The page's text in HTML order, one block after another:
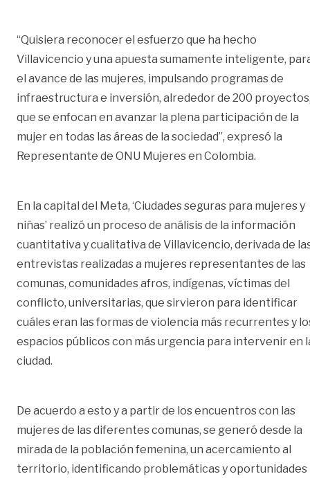
“Quisiera reconocer el esfuerzo que ha hecho
Villavicencio y una apuesta sumamente inteligente,
el avance de las mujeres, impulsando programas de
infraestructura e inversión, alrededor de 200
que se enfocan en avanzar la plena participación de la
mujer en todas las áreas de la sociedad”, expresó la
Representante de ONU Mujeres en Colombia.
En la capital del Meta, ‘Ciudades seguras para mujeres y
niñas’ realizó un proceso de análisis de la información
cuantitativa y cualitativa de Villavicencio, derivada de
entrevistas realizadas a mujeres representantes de las
comunas, comunidades afros, indígenas, víctimas del
conflicto, universitarias, que sirvieron para identificar
cuáles eran las formas de violencia más recurrentes y
espacios públicos con más urgencia para intervenir en
ciudad.
De acuerdo a esto y a partir de los encuentros con las
mujeres de las diferentes comunas, se generó desde la
mirada de la población femenina, un acercamiento al
territorio, identificando problemáticas y oportunidades